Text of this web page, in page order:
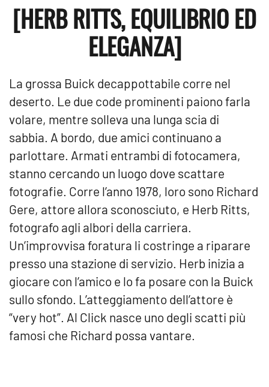
[HERB RITTS, EQUILIBRIO ED
ELEGANZA]
La grossa Buick decappottabile corre nel
deserto. Le due code prominenti paiono farla
volare, mentre solleva una lunga scia di
sabbia. A bordo, due amici continuano a
parlottare. Armati entrambi di fotocamera,
stanno cercando un luogo dove scattare
fotografie. Corre l’anno 1978, loro sono Richard
Gere, attore allora sconosciuto, e Herb Ritts,
fotografo agli albori della carriera.
Un’improvvisa foratura li costringe a riparare
presso una stazione di servizio. Herb inizia a
giocare con l’amico e lo fa posare con la Buick
sullo sfondo. L’atteggiamento dell’attore è
“very hot”. Al Click nasce uno degli scatti più
famosi che Richard possa vantare.